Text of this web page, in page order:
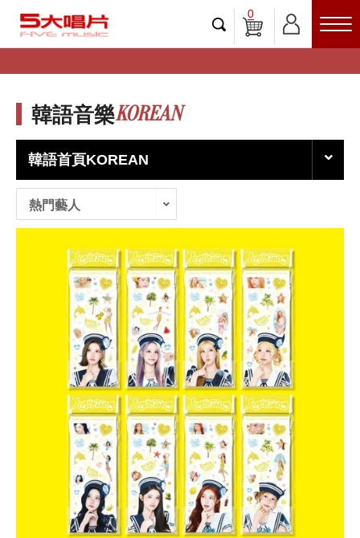
0
韓語音樂KOREAN
韓語首頁KOREAN
熱門藝人